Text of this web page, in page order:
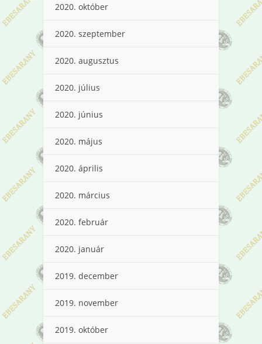
2020. október
2020. szeptember
2020. augusztus
2020. július
2020. június
2020. május
2020. április
2020. március
2020. február
2020. január
2019. december
2019. november
2019. október